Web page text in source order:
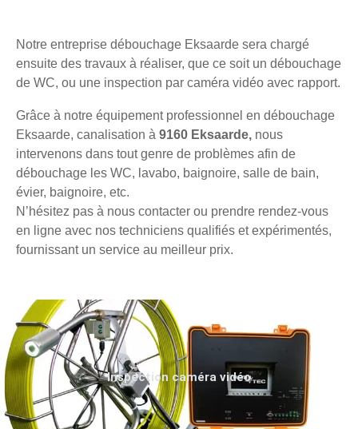
Notre entreprise débouchage Eksaarde sera chargé
ensuite des travaux à réaliser, que ce soit un débouchage
de WC, ou une inspection par caméra vidéo avec rapport.
Grâce à notre équipement professionnel en débouchage
Eksaarde, canalisation à 9160 Eksaarde, nous
intervenons dans tout genre de problèmes afin de
débouchage les WC, lavabo, baignoire, salle de bain,
évier, baignoire, etc.
N’hésitez pas à nous contacter ou prendre rendez-vous
en ligne avec nos techniciens qualifiés et expérimentés,
fournissant un service au meilleur prix.
Inspection caméra vidéo